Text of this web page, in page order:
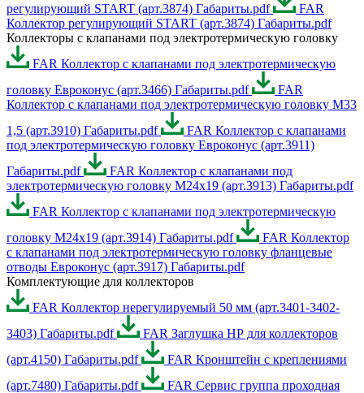
регулирующий START (арт.3874) Габариты.pdf
FAR
Коллектор регулирующий START (арт.3874) Габариты.pdf
Коллекторы с клапанами под электротермическую головку
FAR Коллектор с клапанами под электротермическую
головку Евроконус (арт.3466) Габариты.pdf
FAR
Коллектор с клапанами под электротермическую головку М33
1,5 (арт.3910) Габариты.pdf
FAR Коллектор с клапанами
под электротермическую головку Евроконус (арт.3911)
Габариты.pdf
FAR Коллектор с клапанами под
электротермическую головку М24х19 (арт.3913) Габариты.pdf
FAR Коллектор с клапанами под электротермическую
головку М24х19 (арт.3914) Габариты.pdf
FAR Коллектор
с клапанами под электротермическую головку фланцевые
отводы Евроконус (арт.3917) Габариты.pdf
Комплектующие для коллекторов
FAR Коллектор нерегулируемый 50 мм (арт.3401-3402-
3403) Габариты.pdf
FAR Заглушка НР для коллекторов
(арт.4150) Габариты.pdf
FAR Кронштейн с креплениями
(арт.7480) Габариты.pdf
FAR Сервис группа проходная